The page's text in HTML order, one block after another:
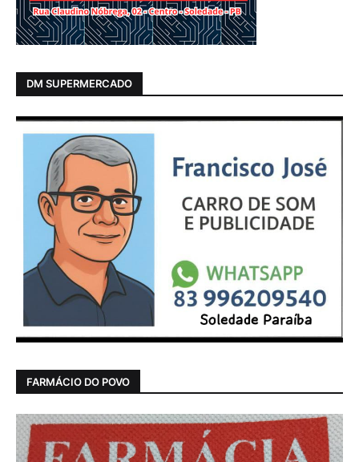
DM SUPERMERCADO
FARMÁCIO DO POVO